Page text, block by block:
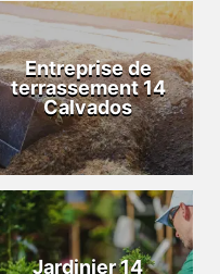
Entreprise de
terrassement 14
Calvados
Jardinier 14